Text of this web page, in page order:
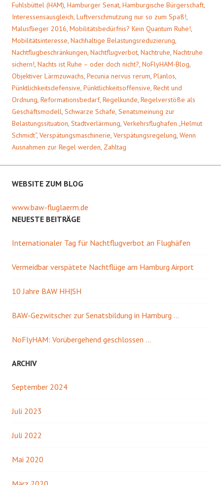
Fuhlsbüttel (HAM), Hamburger Senat, Hamburgische Bürgerschaft,
Interessensausgleich, Luftverschmutzung nur so zum Spaß!,
Malusflieger 2016, Mobilitätsbedürfnis? Kein Quantum Ruhe!,
Mobilitätsinteresse, Nachhaltige Belastungsreduzierung,
Nachtflugbeschränkungen, Nachtflugverbot, Nachtruhe, Nachtruhe
sichern!, Nachts ist Ruhe – oder doch nicht?, NoFlyHAM-Blog,
Objektiver Lärmzuwachs, Pecunia nervus rerum, Planlos,
Pünktlichkeitsdefensive, Pünktlichkeitsoffensive, Recht und
Ordnung, Reformationsbedarf, Regelkunde, Regelverstöße als
Geschäftsmodell, Schwarze Schafe, Senatsmeinung zur
Belastungssituation, Stadtverlärmung, Verkehrsflughafen „Helmut
Schmidt“, Verspätungsmaschinerie, Verspätungsregelung, Wenn
Ausnahmen zur Regel werden, Zahltag
WEBSITE ZUM BLOG
www.baw-fluglaerm.de
NEUESTE BEITRÄGE
Internationaler Tag für Nachtflugverbot an Flughäfen
Vermeidbar verspätete Nachtflüge am Hamburg Airport
10 Jahre BAW HH|SH
BAW-Gezwitscher zur Senatsbildung in Hamburg …
NoFlyHAM: Vorübergehend geschlossen …
ARCHIV
September 2024
Juli 2023
Juli 2022
Mai 2020